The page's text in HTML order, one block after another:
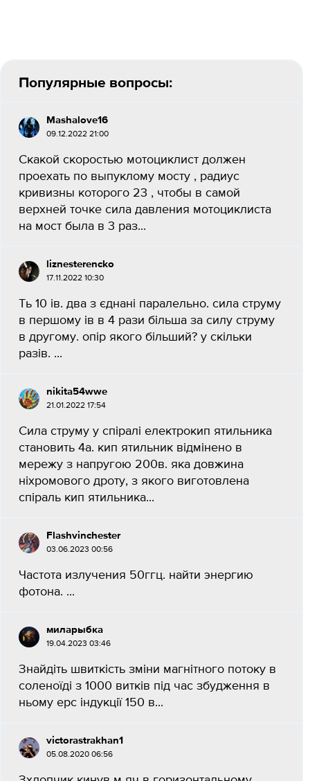
Популярные вопросы:
Mashalove16
09.12.2022 21:00
Скакой скоростью мотоциклист должен
проехать по выпуклому мосту , радиус
кривизны которого 23 , чтобы в самой
верхней точке сила давления мотоциклиста
на мост была в 3 раз...
liznesterencko
17.11.2022 10:30
Ть 10 ів. два з єднані паралельно. сила струму
в першому ів в 4 рази більша за силу струму
в другому. опір якого більший? у скільки
разів. ​...
nikita54wwe
21.01.2022 17:54
Сила струму у спіралі електрокип ятильника
становить 4а. кип ятильник відмінено в
мережу з напругою 200в. яка довжина
ніхромового дроту, з якого виготовлена
спіраль кип ятильника...
Flashvinchester
03.06.2023 00:56
Частота излучения 50ггц. найти энергию
фотона. ​...
миларыбка
19.04.2023 03:46
Знайдіть швиткість зміни магнітного потоку в
соленоїді з 1000 витків під час збудження в
ньому ерс індукції 150 в...
victorastrakhan1
05.08.2020 06:56